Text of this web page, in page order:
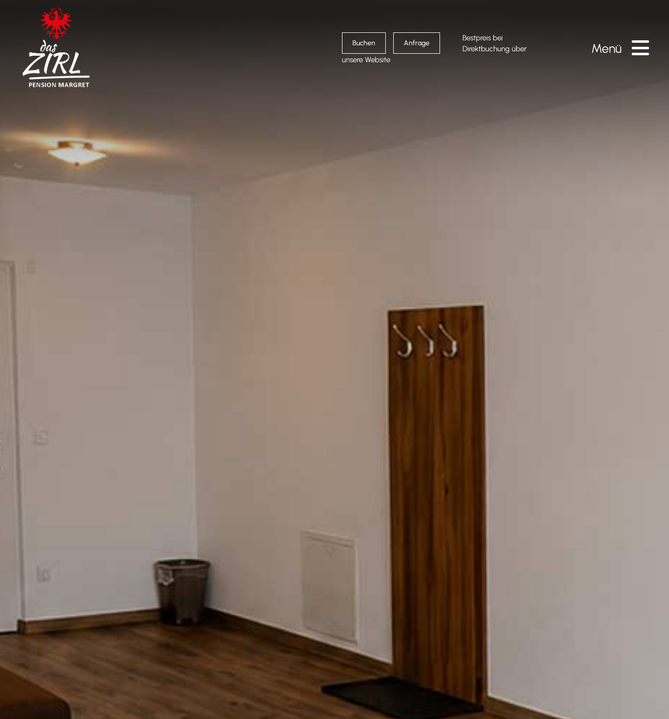
Buchen Anfrage
Bestpreis bei
Direktbuchung über
unsere Website
Menü